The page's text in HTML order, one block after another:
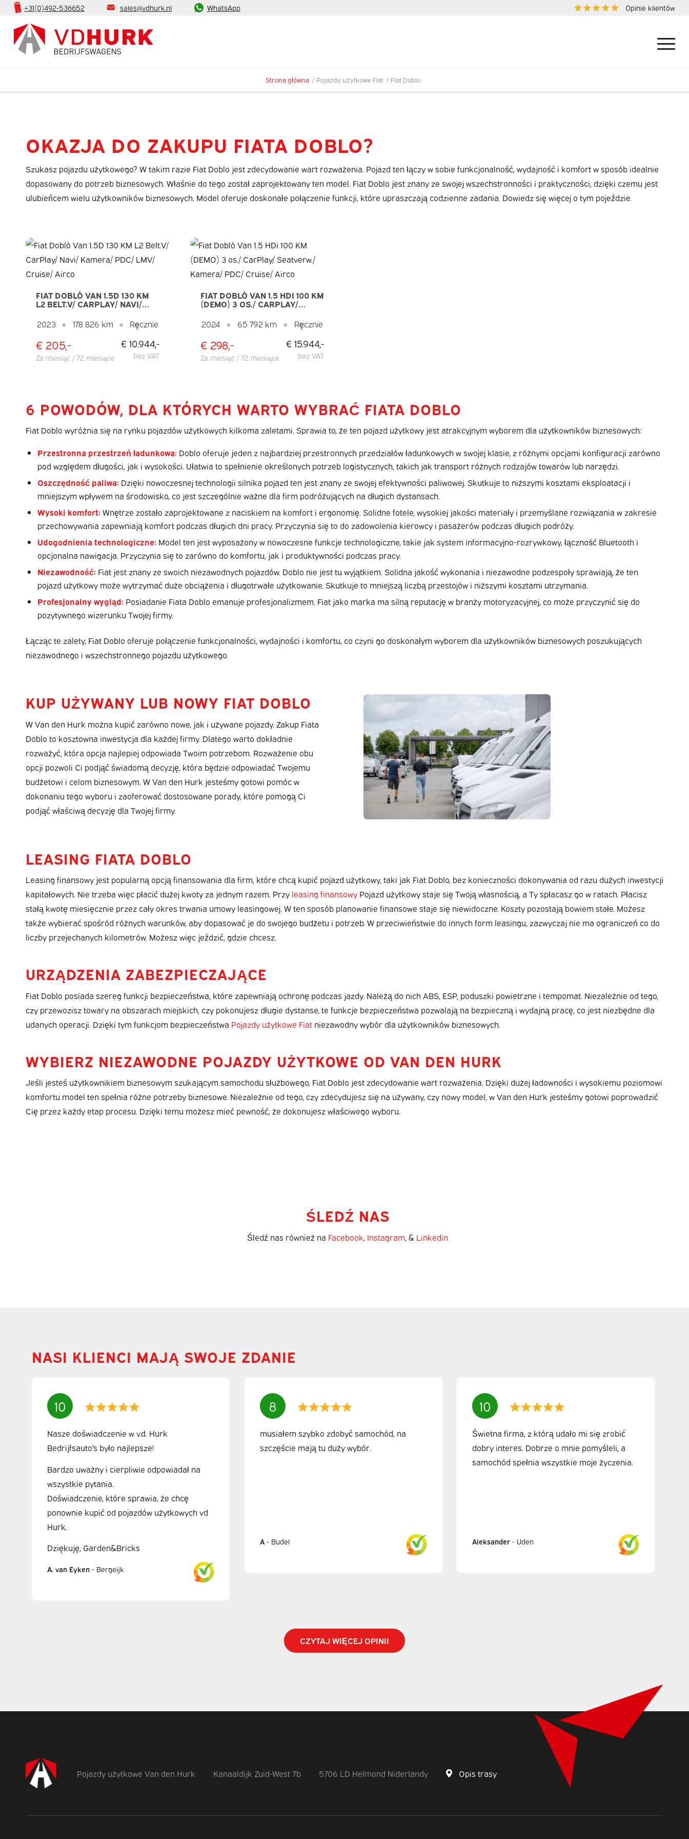
Opinie klientów
+31(0)492-536652 sales@vdhurk.nl WhatsApp
Strona główna / Pojazdy użytkowe Fiat / Fiat Doblo
OKAZJA DO ZAKUPU FIATA DOBLO?
Szukasz pojazdu użytkowego? W takim razie Fiat Doblo jest zdecydowanie wart rozważenia. Pojazd ten łączy w sobie funkcjonalność, wydajność i komfort w sposób idealnie
dopasowany do potrzeb biznesowych. Właśnie do tego został zaprojektowany ten model. Fiat Doblo jest znany ze swojej wszechstronności i praktyczności, dzięki czemu jest
ulubieńcem wielu użytkowników biznesowych. Model oferuje doskonałe połączenie funkcji, które upraszczają codzienne zadania. Dowiedz się więcej o tym pojeździe.
FIAT DOBLÒ VAN 1.5D 130 KM
L2 BELT.V/ CARPLAY/ NAVI/
KAMERA/ PDC/ LMV/ CRUISE/
AIRCO
2023 ● 178 826 km ● Ręcznie
€ 205,-
Za miesiąc / 72 miesiące
€ 10.944,-
bez VAT
FIAT DOBLÒ VAN 1.5 HDI 100 KM
(DEMO) 3 OS./ CARPLAY/
SEATVERW./ KAMERA/ PDC/
CRUISE/ AIRCO
2024 ● 65 792 km ● Ręcznie
€ 298,-
Za miesiąc / 72 miesiące
€ 15.944,-
bez VAT
6 POWODÓW, DLA KTÓRYCH WARTO WYBRAĆ FIATA DOBLO
Fiat Doblo wyróżnia się na rynku pojazdów użytkowych kilkoma zaletami. Sprawia to, że ten pojazd użytkowy jest atrakcyjnym wyborem dla użytkowników biznesowych:
Przestronna przestrzeń ładunkowa: Doblo oferuje jeden z najbardziej przestronnych przedziałów ładunkowych w swojej klasie, z różnymi opcjami konfiguracji zarówno
pod względem długości, jak i wysokości. Ułatwia to spełnienie określonych potrzeb logistycznych, takich jak transport różnych rodzajów towarów lub narzędzi.
Oszczędność paliwa: Dzięki nowoczesnej technologii silnika pojazd ten jest znany ze swojej efektywności paliwowej. Skutkuje to niższymi kosztami eksploatacji i
mniejszym wpływem na środowisko, co jest szczególnie ważne dla firm podróżujących na długich dystansach.
Wysoki komfort: Wnętrze zostało zaprojektowane z naciskiem na komfort i ergonomię. Solidne fotele, wysokiej jakości materiały i przemyślane rozwiązania w zakresie
przechowywania zapewniają komfort podczas długich dni pracy. Przyczynia się to do zadowolenia kierowcy i pasażerów podczas długich podróży.
Udogodnienia technologiczne: Model ten jest wyposażony w nowoczesne funkcje technologiczne, takie jak system informacyjno-rozrywkowy, łączność Bluetooth i
opcjonalna nawigacja. Przyczynia się to zarówno do komfortu, jak i produktywności podczas pracy.
Niezawodność: Fiat jest znany ze swoich niezawodnych pojazdów. Doblo nie jest tu wyjątkiem. Solidna jakość wykonania i niezawodne podzespoły sprawiają, że ten
pojazd użytkowy może wytrzymać duże obciążenia i długotrwałe użytkowanie. Skutkuje to mniejszą liczbą przestojów i niższymi kosztami utrzymania.
Profesjonalny wygląd: Posiadanie Fiata Doblo emanuje profesjonalizmem. Fiat jako marka ma silną reputację w branży motoryzacyjnej, co może przyczynić się do
pozytywnego wizerunku Twojej firmy.
Łącząc te zalety, Fiat Doblo oferuje połączenie funkcjonalności, wydajności i komfortu, co czyni go doskonałym wyborem dla użytkowników biznesowych poszukujących
niezawodnego i wszechstronnego pojazdu użytkowego.
KUP UŻYWANY LUB NOWY FIAT DOBLO
W Van den Hurk można kupić zarówno nowe, jak i używane pojazdy. Zakup Fiata
Doblo to kosztowna inwestycja dla każdej firmy. Dlatego warto dokładnie
rozważyć, która opcja najlepiej odpowiada Twoim potrzebom. Rozważenie obu
opcji pozwoli Ci podjąć świadomą decyzję, która będzie odpowiadać Twojemu
budżetowi i celom biznesowym. W Van den Hurk jesteśmy gotowi pomóc w
dokonaniu tego wyboru i zaoferować dostosowane porady, które pomogą Ci
podjąć właściwą decyzję dla Twojej firmy.
LEASING FIATA DOBLO
Leasing finansowy jest popularną opcją finansowania dla firm, które chcą kupić pojazd użytkowy, taki jak Fiat Doblo, bez konieczności dokonywania od razu dużych inwestycji
kapitałowych. Nie trzeba więc płacić dużej kwoty za jednym razem. Przy leasing finansowy Pojazd użytkowy staje się Twoją własnością, a Ty spłacasz go w ratach. Płacisz
stałą kwotę miesięcznie przez cały okres trwania umowy leasingowej. W ten sposób planowanie finansowe staje się niewidoczne. Koszty pozostają bowiem stałe. Możesz
także wybierać spośród różnych warunków, aby dopasować je do swojego budżetu i potrzeb. W przeciwieństwie do innych form leasingu, zazwyczaj nie ma ograniczeń co do
liczby przejechanych kilometrów. Możesz więc jeździć, gdzie chcesz.
URZĄDZENIA ZABEZPIECZAJĄCE
Fiat Doblo posiada szereg funkcji bezpieczeństwa, które zapewniają ochronę podczas jazdy. Należą do nich ABS, ESP, poduszki powietrzne i tempomat. Niezależnie od tego,
czy przewozisz towary na obszarach miejskich, czy pokonujesz długie dystanse, te funkcje bezpieczeństwa pozwalają na bezpieczną i wydajną pracę, co jest niezbędne dla
udanych operacji. Dzięki tym funkcjom bezpieczeństwa Pojazdy użytkowe Fiat niezawodny wybór dla użytkowników biznesowych.
WYBIERZ NIEZAWODNE POJAZDY UŻYTKOWE OD VAN DEN HURK
Jeśli jesteś użytkownikiem biznesowym szukającym samochodu służbowego, Fiat Doblo jest zdecydowanie wart rozważenia. Dzięki dużej ładowności i wysokiemu poziomowi
komfortu model ten spełnia różne potrzeby biznesowe. Niezależnie od tego, czy zdecydujesz się na używany, czy nowy model, w Van den Hurk jesteśmy gotowi poprowadzić
Cię przez każdy etap procesu. Dzięki temu możesz mieć pewność, że dokonujesz właściwego wyboru.
ŚLEDŹ NAS
Śledź nas również na Facebook, Instagram, & Linkedin
NASI KLIENCI MAJĄ SWOJE ZDANIE
10
Nasze doświadczenie w v.d. Hurk
Bedrijfsauto's było najlepsze!
Bardzo uważny i cierpliwie odpowiadał na
wszystkie pytania.
Doświadczenie, które sprawia, że chcę
ponownie kupić od pojazdów użytkowych vd
Hurk.
Dziękuję, Garden&Bricks
A. van Eyken - Bergeijk
8
musiałem szybko zdobyć samochód, na
szczęście mają tu duży wybór.
A- Budel
10
Świetna firma, z którą udało mi się zrobić
dobry interes. Dobrze o mnie pomyśleli, a
samochód spełnia wszystkie moje życzenia.
Aleksander - Uden
CZYTAJ WIĘCEJ OPINII
Pojazdy użytkowe Van den Hurk Kanaaldijk Zuid-West 7b 5706 LD Helmond Niderlandy Opis trasy